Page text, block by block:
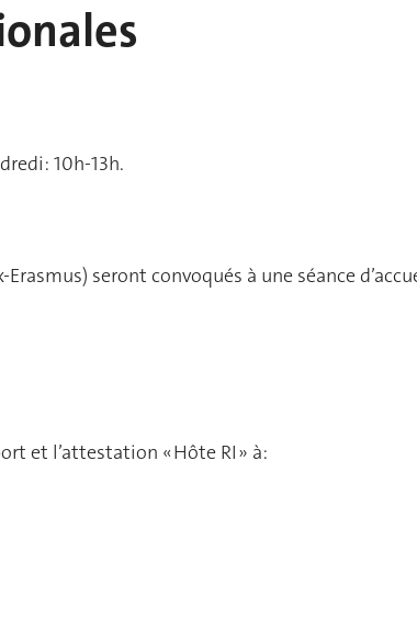
10h-13h.
seront convoqués à une séance
et l’attestation « Hôte RI » à: